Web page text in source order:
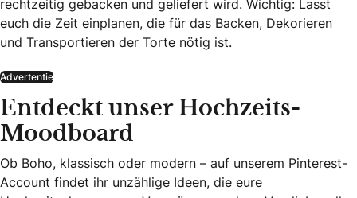
rechtzeitig gebacken und geliefert wird. Wichtig: Lasst
euch die Zeit einplanen, die für das Backen, Dekorieren
und Transportieren der Torte nötig ist.
Advertentie
Entdeckt unser Hochzeits-
Moodboard
Ob Boho, klassisch oder modern – auf unserem Pinterest-
Account findet ihr unzählige Ideen, die eure